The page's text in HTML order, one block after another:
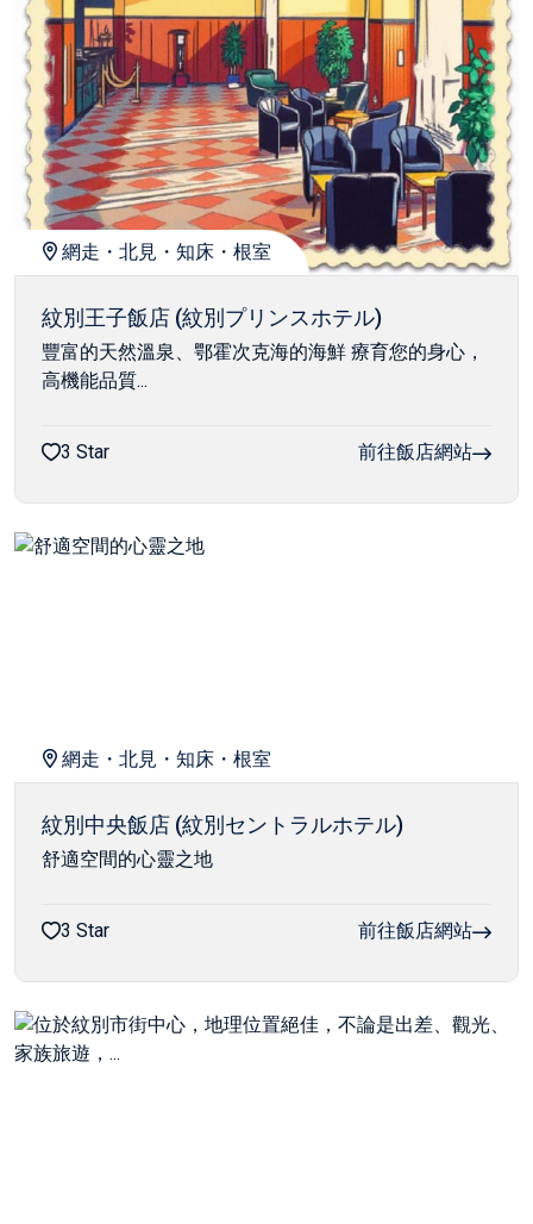
網走・北見・知床・根室
紋別王子飯店 (紋別プリンスホテル)
豐富的天然溫泉、鄂霍次克海的海鮮 療育您的身心，
高機能品質...
3 Star 前往飯店網站
網走・北見・知床・根室
紋別中央飯店 (紋別セントラルホテル)
舒適空間的心靈之地
3 Star 前往飯店網站